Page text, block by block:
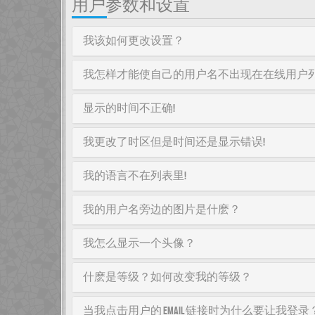
用户参数和设置
我该如何更改设置？
我怎样才能使自己的用户名不出现在在线用户
显示的时间不正确!
我更改了时区但是时间还是显示错误!
我的语言不在列表里!
我的用户名旁边的图片是什麽？
我怎么显示一个头像？
什麽是等级？如何改变我的等级？
当我点击用户的 email 链接时为什么要让我登录